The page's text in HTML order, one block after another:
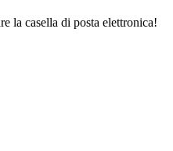
la casella di posta elettronica!